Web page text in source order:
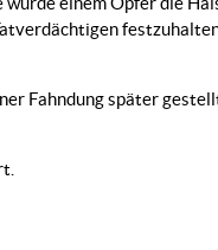
Fahndung später